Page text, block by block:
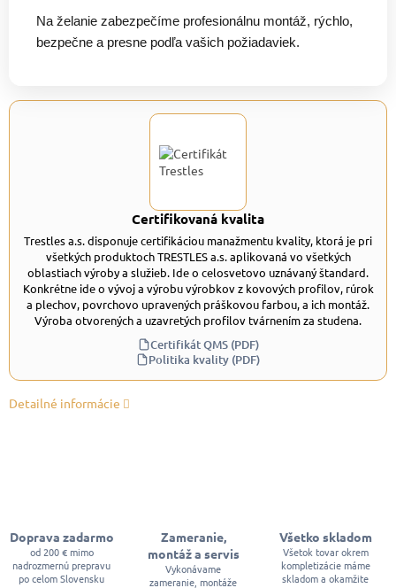
Na želanie zabezpečíme profesionálnu montáž, rýchlo,
bezpečne a presne podľa vašich požiadaviek.
Certifikovaná kvalita
Trestles a.s. disponuje certifikáciou manažmentu kvality, ktorá je pri
všetkých produktoch TRESTLES a.s. aplikovaná vo všetkých
oblastiach výroby a služieb. Ide o celosvetovo uznávaný štandard.
Konkrétne ide o vývoj a výrobu výrobkov z kovových profilov, rúrok
a plechov, povrchovo upravených práškovou farbou, a ich montáž.
Výroba otvorených a uzavretých profilov tvárnením za studena.
Certifikát QMS (PDF)
Politika kvality (PDF)
Detailné informácie
Doprava zadarmo
od 200 € mimo
nadrozmernú prepravu
po celom Slovensku
Zameranie,
montáž a servis
Vykonávame
zameranie, montáže
Všetko skladom
Všetok tovar okrem
kompletizácie máme
skladom a okamžite